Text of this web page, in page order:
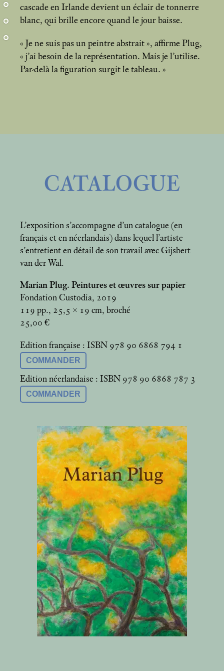
cascade en Irlande devient un éclair de tonnerre
blanc, qui brille encore quand le jour baisse.
« Je ne suis pas un peintre abstrait », affirme Plug,
« j’ai besoin de la représentation. Mais je l’utilise.
Par-delà la figuration surgit le tableau. »
CATALOGUE
L’exposition s’accompagne d’un catalogue (en
français et en néerlandais) dans lequel l’artiste
s’entretient en détail de son travail avec Gijsbert
van der Wal.
Marian Plug. Peintures et œuvres sur papier
Fondation Custodia, 2019
119 pp., 25,5 × 19 cm, broché
25,00 €
Edition française : ISBN 978 90 6868 794 1
COMMANDER
Edition néerlandaise : ISBN 978 90 6868 787 3
COMMANDER